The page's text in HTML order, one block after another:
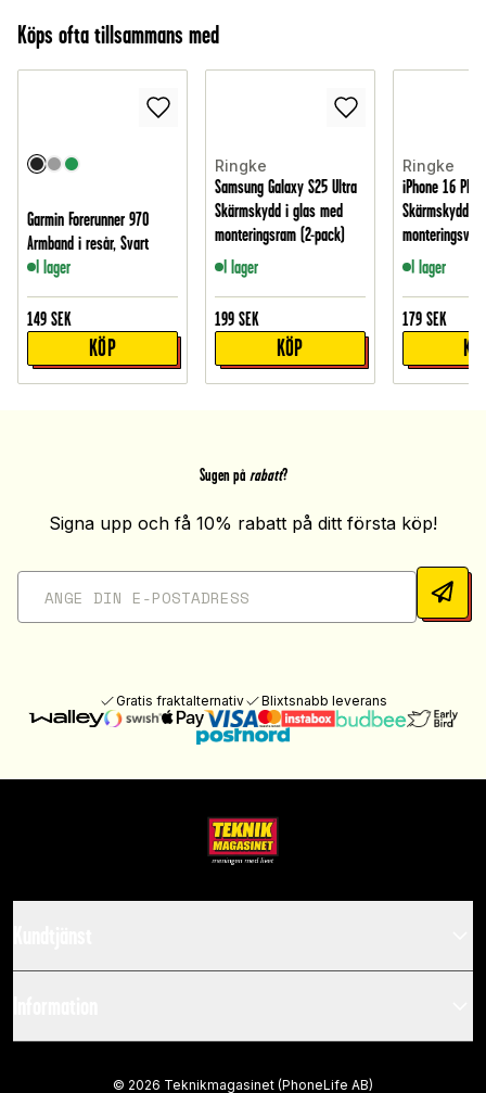
Köps ofta tillsammans med
Garmin Forerunner 970
Armband i resår, Svart
I lager
149 SEK
KÖP
Ringke
Samsung Galaxy S25 Ultra
Skärmskydd i glas med
monteringsram (2-pack)
I lager
199 SEK
KÖP
Ringke
iPhone 16
Skärmskydd i
I lager
179 SEK
Sugen på rabatt?
Signa upp och få 10% rabatt på ditt första köp!
Gratis fraktalternativ Blixtsnabb leverans
© 2026 Teknikmagasinet (PhoneLife AB)